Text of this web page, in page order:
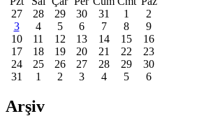
27
28 29 30 31 1
2
3
4 5 6 7 8
9
10
11 12 13 14 15
16
17
18 19 20 21 22
23
24
25 26 27 28 29
30
31
1 2 3 4 5 6
Arşiv